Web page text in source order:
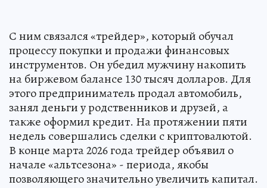
С ним связался «трейдер», который обучал
процессу покупки и продажи финансовых
инструментов. Он убедил мужчину накопить
на биржевом балансе 130 тысяч долларов. Для
этого предприниматель продал автомобиль,
занял деньги у родственников и друзей, а
также оформил кредит. На протяжении пяти
недель совершались сделки с криптовалютой.
В конце марта 2026 года трейдер объявил о
начале «альтсезона» - периода, якобы
позволяющего значительно увеличить капитал.